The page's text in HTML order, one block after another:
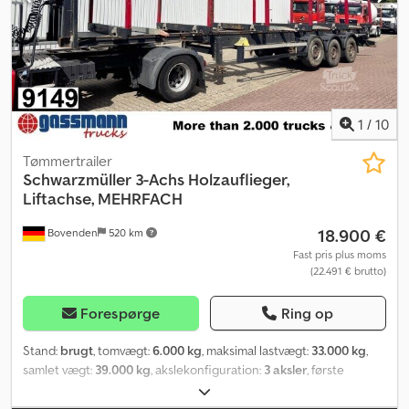
1 / 10
Bovenden 520 km
Tømmertrailer
Schwarzmüller 3-Achs Holzauflieger,
Liftachse, MEHRFACH
18.900 €
Fast pris plus moms
(22.491 € brutto)
Forespørge Ring op
Stand: brugt, tomvægt:6.000 kg, maksimal lastvægt: 33.000 kg,
samlet vægt: 39.000 kg, akslekonfiguration: 3 aksler, første
, længde af lastrum: